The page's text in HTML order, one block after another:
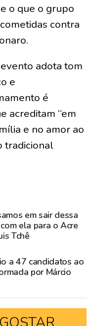
o que o grupo
contra
adota tom
e
é
acreditam “em
e no amor ao
tradicional
em sair dessa
ela para o Acre
Tchê
a 47 candidatos ao
por Márcio